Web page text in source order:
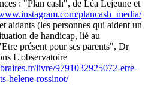
: "Plan cash", de Léa Lejeune et
plancash_media/
aidants (les personnes qui aident un
de handicap, lié au
présent pour ses parents", Dr
L'observatoire
livre/9791032925072-etre-
helene-rossinot/